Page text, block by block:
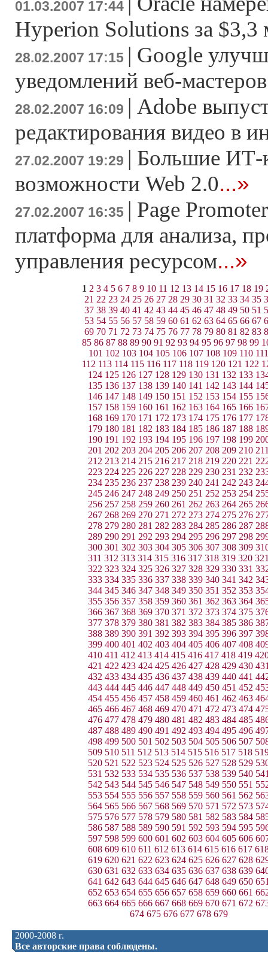
01.03.2007 17:44
Hyperion Solutions за
28.02.2007 17:15 | Google
уведомлений веб-мастеров
28.02.2007 16:09 | Adobe
редактирования видео в
27.02.2007 19:29 | Большие ИТ-
возможности Web 2.0...»
27.02.2007 16:35 | Page
платформа для анализа,
управления ресурсом...»
1 2 3 4 5 6 7 8 9 10 11 12 13 14 15 16 17 18 19
21 22 23 24 25 26 27 28 29 30 31 32 33 34 35
37 38 39 40 41 42 43 44 45 46 47 48 49 50 51
53 54 55 56 57 58 59 60 61 62 63 64 65 66 67
69 70 71 72 73 74 75 76 77 78 79 80 81 82 83
85 86 87 88 89 90 91 92 93 94 95 96 97 98 99
101 102 103 104 105 106 107 108 109 110 111
112 113 114 115 116 117 118 119 120 121 122
124 125 126 127 128 129 130 131 132 133
135 136 137 138 139 140 141 142 143 144
146 147 148 149 150 151 152 153 154 155
157 158 159 160 161 162 163 164 165 166
168 169 170 171 172 173 174 175 176 177
179 180 181 182 183 184 185 186 187 188
190 191 192 193 194 195 196 197 198 199
201 202 203 204 205 206 207 208 209 210
212 213 214 215 216 217 218 219 220 221
223 224 225 226 227 228 229 230 231 232
234 235 236 237 238 239 240 241 242 243
245 246 247 248 249 250 251 252 253 254
256 257 258 259 260 261 262 263 264 265
267 268 269 270 271 272 273 274 275 276
278 279 280 281 282 283 284 285 286 287
289 290 291 292 293 294 295 296 297 298
300 301 302 303 304 305 306 307 308 309
311 312 313 314 315 316 317 318 319 320
322 323 324 325 326 327 328 329 330 331
333 334 335 336 337 338 339 340 341 342
344 345 346 347 348 349 350 351 352 353
355 356 357 358 359 360 361 362 363 364
366 367 368 369 370 371 372 373 374 375
377 378 379 380 381 382 383 384 385 386
388 389 390 391 392 393 394 395 396 397
399 400 401 402 403 404 405 406 407 408
410 411 412 413 414 415 416 417 418 419
421 422 423 424 425 426 427 428 429 430
432 433 434 435 436 437 438 439 440 441
443 444 445 446 447 448 449 450 451 452
454 455 456 457 458 459 460 461 462 463
465 466 467 468 469 470 471 472 473 474
476 477 478 479 480 481 482 483 484 485
487 488 489 490 491 492 493 494 495 496
498 499 500 501 502 503 504 505 506 507
509 510 511 512 513 514 515 516 517 518
520 521 522 523 524 525 526 527 528 529
531 532 533 534 535 536 537 538 539 540
542 543 544 545 546 547 548 549 550 551
553 554 555 556 557 558 559 560 561 562
564 565 566 567 568 569 570 571 572 573
575 576 577 578 579 580 581 582 583 584
586 587 588 589 590 591 592 593 594 595
597 598 599 600 601 602 603 604 605 606
608 609 610 611 612 613 614 615 616 617
619 620 621 622 623 624 625 626 627 628
630 631 632 633 634 635 636 637 638 639
641 642 643 644 645 646 647 648 649 650
652 653 654 655 656 657 658 659 660 661
663 664 665 666 667 668 669 670 671 672
674 675 676 677 678 679
2000-2008 г.
Все авторские права соблюдены.